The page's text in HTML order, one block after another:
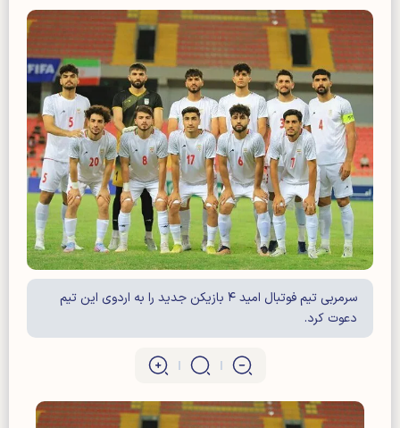
سرمربی تیم فوتبال امید ۴ بازیکن جدید را به اردوی این تیم
دعوت کرد.